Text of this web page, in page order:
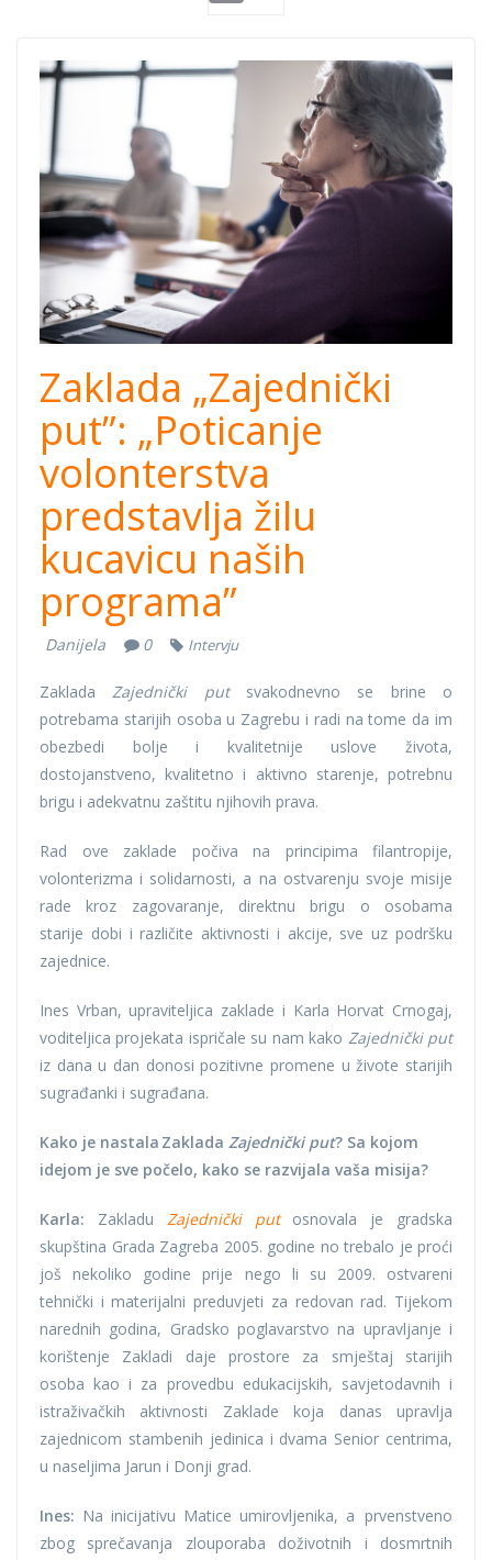
zajednički-put-
cover.png
Zaklada „Zajednički
put”: „Poticanje
volonterstva
predstavlja žilu
kucavicu naših
programa”
Danijela 0 Intervju
ZakladaZajednički putsvakodnevno se brine o
potrebama starijih osoba u Zagrebu i radi na tome da im
obezbedi bolje i kvalitetnije uslove života,
dostojanstveno, kvalitetno i aktivno starenje, potrebnu
brigu i adekvatnu zaštitu njihovih prava.
Rad ove zaklade počiva na principima filantropije,
volonterizma i solidarnosti, a na ostvarenju svoje misije
rade kroz zagovaranje, direktnu brigu o osobama
starije dobi i različite aktivnosti i akcije, sve uz podršku
zajednice.
Ines Vrban, upraviteljica zaklade i Karla Horvat Crnogaj,
voditeljica projekata ispričale su nam kako Zajednički put
iz dana u dan donosi pozitivne promene u živote starijih
sugrađanki i sugrađana.
Kako je nastala Zaklada Zajednički put? Sa kojom
idejom je sve počelo, kako se razvijala vaša misija?
Karla: Zakladu Zajednički putosnovala je gradska
skupština Grada Zagreba 2005. godine no trebalo je proći
još nekoliko godine prije nego li su 2009. ostvareni
tehnički i materijalni preduvjeti za redovan rad. Tijekom
narednih godina, Gradsko poglavarstvo na upravljanje i
korištenje Zakladi daje prostore za smještaj starijih
osoba kao i za provedbu edukacijskih, savjetodavnih i
istraživačkih aktivnosti Zaklade koja danas upravlja
zajednicom stambenih jedinica i dvama Senior centrima,
u naseljima Jarun i Donji grad.
Ines: Na inicijativu Matice umirovljenika, a prvenstveno
zbog sprečavanja zlouporaba doživotnih i dosmrtnih